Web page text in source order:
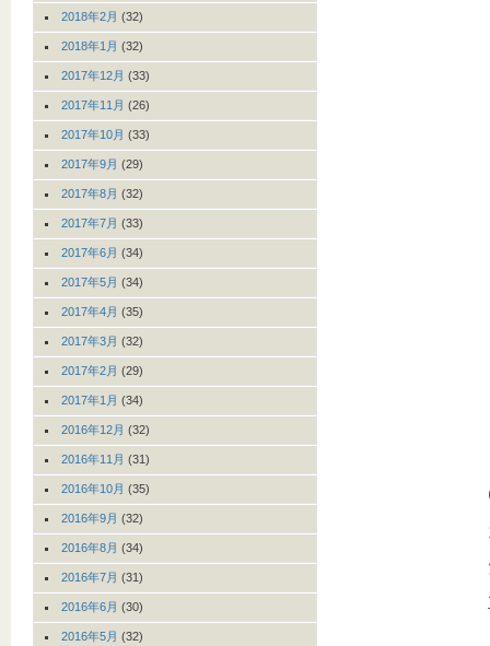
2018年2月 (32)
2018年1月 (32)
2017年12月 (33)
2017年11月 (26)
2017年10月 (33)
2017年9月 (29)
2017年8月 (32)
2017年7月 (33)
2017年6月 (34)
2017年5月 (34)
2017年4月 (35)
2017年3月 (32)
2017年2月 (29)
2017年1月 (34)
2016年12月 (32)
2016年11月 (31)
2016年10月 (35)
2016年9月 (32)
2016年8月 (34)
2016年7月 (31)
2016年6月 (30)
2016年5月 (32)